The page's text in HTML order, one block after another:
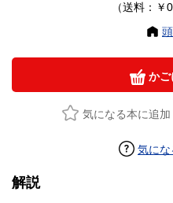
（送料：￥
かご
気になる本に追加
気に
解説